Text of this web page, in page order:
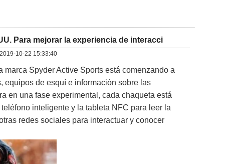
Para mejorar la experiencia de interacci
2019-10-22 15:33:40
Spyder Active Sports está comenzando a
equipos de esquí e información sobre las
en una fase experimental, cada chaqueta está
inteligente y la tableta NFC para leer la
redes sociales para interactuar y conocer